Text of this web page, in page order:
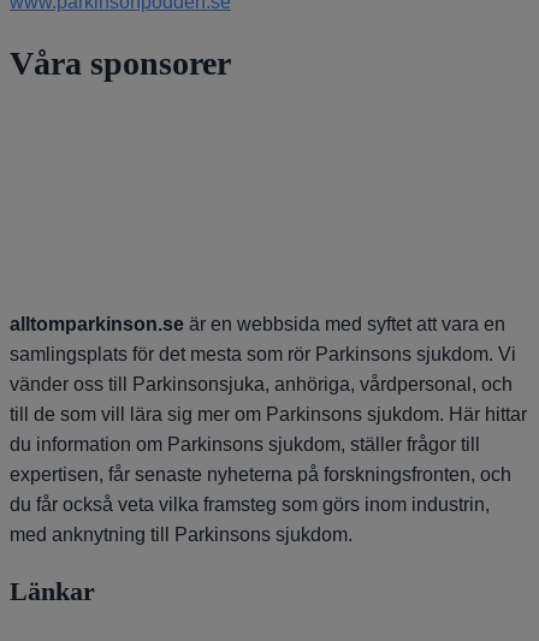
Våra sponsorer
alltomparkinson.se är en webbsida med syftet att vara en
samlingsplats för det mesta som rör Parkinsons sjukdom. Vi
vänder oss till Parkinsonsjuka, anhöriga, vårdpersonal, och
till de som vill lära sig mer om Parkinsons sjukdom. Här hittar
du information om Parkinsons sjukdom, ställer frågor till
expertisen, får senaste nyheterna på forskningsfronten, och
du får också veta vilka framsteg som görs inom industrin,
med anknytning till Parkinsons sjukdom.
Länkar